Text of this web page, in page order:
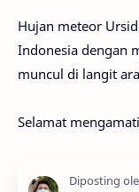
Hujan meteor
Indonesia dengan
muncul di langit
Selamat